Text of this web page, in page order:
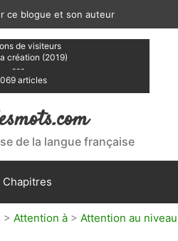
ce blogue et son auteur
de visiteurs
création (2019)
---
articles
de la langue française
Chapitres
> Attention à > Attention au niveau